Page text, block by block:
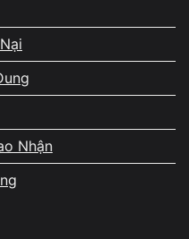
– tư vấn cấu
cấp
trước mặt khách
trạng phần cứng,
bo mạch, sau đó tư
phù hợp nhất với
sách. Tất cả chi phí
hiện.
Nhận